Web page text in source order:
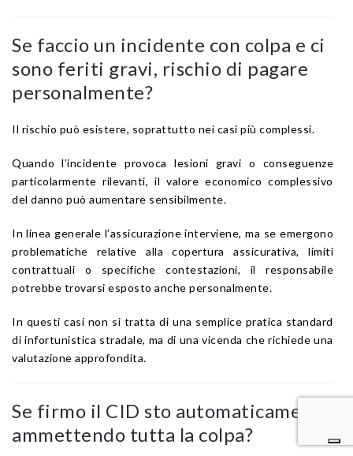
Se faccio un incidente con colpa e ci
sono feriti gravi, rischio di pagare
personalmente?
Il rischio può esistere, soprattutto nei casi più complessi.
Quando l’incidente provoca lesioni gravi o conseguenze
particolarmente rilevanti, il valore economico complessivo
del danno può aumentare sensibilmente.
In linea generale l’assicurazione interviene, ma se emergono
problematiche relative alla copertura assicurativa, limiti
contrattuali o specifiche contestazioni, il responsabile
potrebbe trovarsi esposto anche personalmente.
In questi casi non si tratta di una semplice pratica standard
di infortunistica stradale, ma di una vicenda che richiede una
valutazione approfondita.
Se firmo il CID sto automaticamente
ammettendo tutta la colpa?